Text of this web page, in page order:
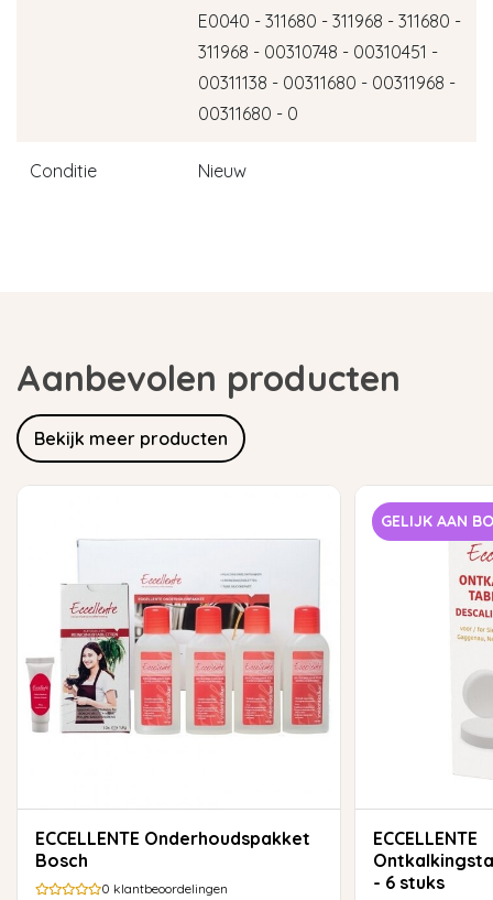
E0040 - 311680 - 311968 - 311680 -
311968 - 00310748 - 00310451 -
00311138 - 00311680 - 00311968 -
00311680 - 0
Conditie Nieuw
Aanbevolen producten
Bekijk meer producten
ECCELLENTE Onderhoudspakket
Bosch
0 klantbeoordelingen
GELIJK AAN
ECCELLENTE
- 6 stuks